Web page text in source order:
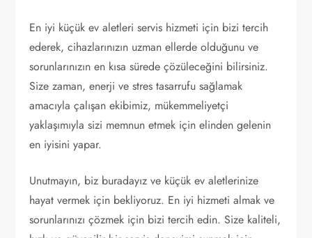
En iyi küçük ev aletleri servis hizmeti için bizi tercih
ederek, cihazlarınızın uzman ellerde olduğunu ve
sorunlarınızın en kısa sürede çözüleceğini bilirsiniz.
Size zaman, enerji ve stres tasarrufu sağlamak
amacıyla çalışan ekibimiz, mükemmeliyetçi
yaklaşımıyla sizi memnun etmek için elinden gelenin
en iyisini yapar.
Unutmayın, biz buradayız ve küçük ev aletlerinize
hayat vermek için bekliyoruz. En iyi hizmeti almak ve
sorunlarınızı çözmek için bizi tercih edin. Size kaliteli,